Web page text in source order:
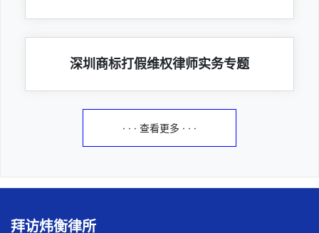
深圳商标打假维权律师实务专题
· · · 查看更多 · · ·
拜访炜衡律所